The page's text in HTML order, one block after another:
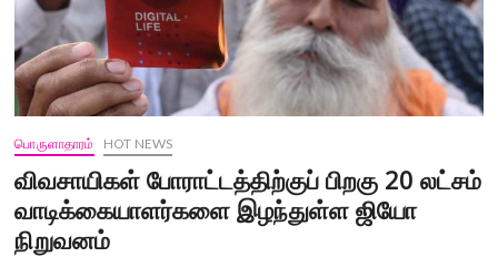
பொருளாதாரம் HOT NEWS
விவசாயிகள் போராட்டத்திற்குப் பிறகு 20 லட்சம்
வாடிக்கையாளர்களை இழந்துள்ள ஜியோ
நிறுவனம்